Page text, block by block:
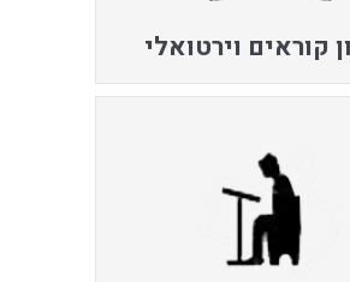
קוראים וירטואלי